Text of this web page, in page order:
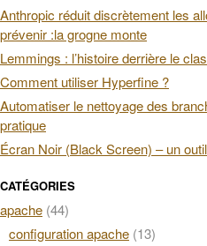
Anthropic réduit discrètement les
prévenir :la grogne monte
Lemmings : l’histoire derrière le
Comment utiliser Hyperfine ?
Automatiser le nettoyage des
pratique
Écran Noir (Black Screen) – un
CATÉGORIES
apache (44)
configuration apache (13)